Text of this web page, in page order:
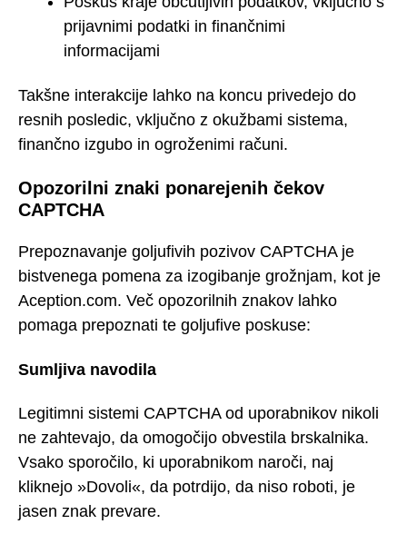
prijavnimi podatki in finančnimi
informacijami
Takšne interakcije lahko na koncu privedejo do
resnih posledic, vključno z okužbami sistema,
finančno izgubo in ogroženimi računi.
Opozorilni znaki ponarejenih čekov
CAPTCHA
Prepoznavanje goljufivih pozivov CAPTCHA je
bistvenega pomena za izogibanje grožnjam, kot je
Aception.com. Več opozorilnih znakov lahko
pomaga prepoznati te goljufive poskuse:
Sumljiva navodila
Legitimni sistemi CAPTCHA od uporabnikov nikoli
ne zahtevajo, da omogočijo obvestila brskalnika.
Vsako sporočilo, ki uporabnikom naroči, naj
kliknejo »Dovoli«, da potrdijo, da niso roboti, je
jasen znak prevare.